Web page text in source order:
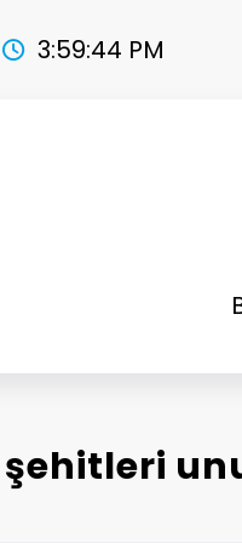
3:59:45 PM